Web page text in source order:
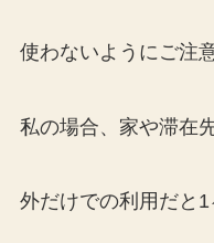
使わないようにご注
私の場合、家や滞在
外だけでの利用だと